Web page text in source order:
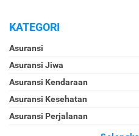
KATEGORI
Asuransi
Asuransi Jiwa
Asuransi Kendaraan
Asuransi Kesehatan
Asuransi Perjalanan